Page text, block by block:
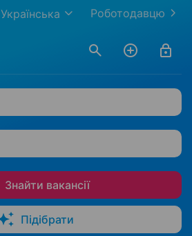
Роботодавцю
Українська
Знайти вакансії
Підібрати